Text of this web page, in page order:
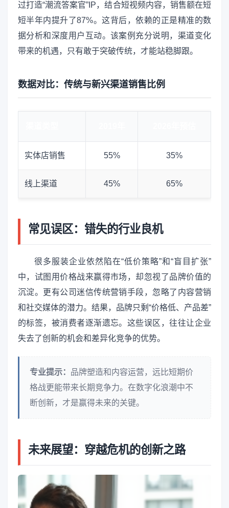
过打造“潮流答案官”IP，结合短视频内容，销售额在短
短半年内提升了87%。这背后，依赖的正是精准的数
据分析和深度用户互动。该案例充分说明，渠道变化
带来的机遇，只有敢于突破传统，才能站稳脚跟。
数据对比：传统与新兴渠道销售比例
实体店销售 55% 35%
线上渠道 45% 65%
常见误区：错失的行业良机
很多服装企业依然陷在“低价策略”和“盲目扩张”
中，试图用价格战来赢得市场，却忽视了品牌价值的
沉淀。更有公司迷信传统营销手段，忽略了内容营销
和社交媒体的潜力。结果，品牌只剩“价格低、产品差”
的标签，被消费者逐渐遗忘。这些误区，往往让企业
失去了创新的机会和差异化竞争的优势。
专业提示： 品牌塑造和内容运营，远比短期价
格战更能带来长期竞争力。在数字化浪潮中不
断创新，才是赢得未来的关键。
未来展望：穿越危机的创新之路